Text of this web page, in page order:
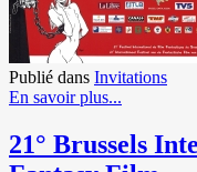
Publié dans Invitations
En savoir plus...
21° Brussels